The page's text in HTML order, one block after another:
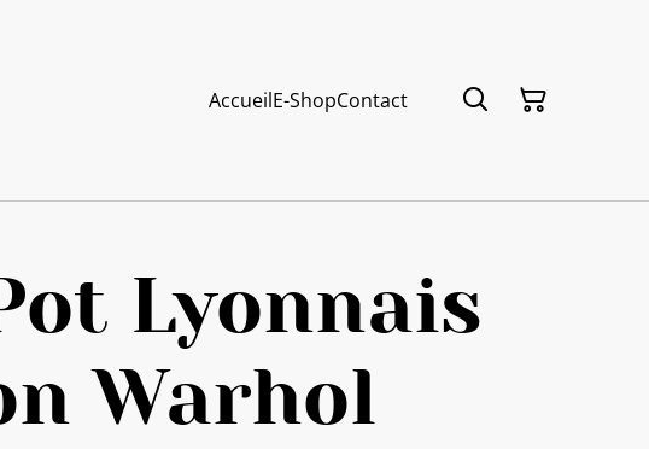
AccueilE-ShopContact
Lyonnais
Warhol